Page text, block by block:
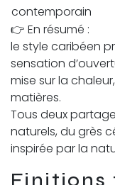
contemporain
👉 En résumé :
le style caribéen
sensation
mise sur la
matières.
Tous deux
naturels, du grès
inspirée par la
Finitions